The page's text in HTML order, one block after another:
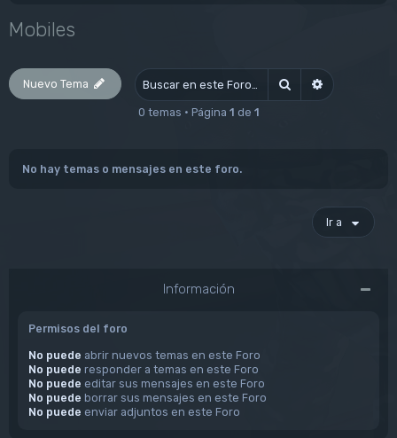
Mobiles
Nuevo Tema Buscar Búsqueda
0 temas • Página 1 de 1
No hay temas o mensajes en este foro.
Ir a
Información
Permisos del foro
No puede abrir nuevos temas en este Foro
No puede responder a temas en este Foro
No puede editar sus mensajes en este Foro
No puede borrar sus mensajes en este Foro
No puede enviar adjuntos en este Foro